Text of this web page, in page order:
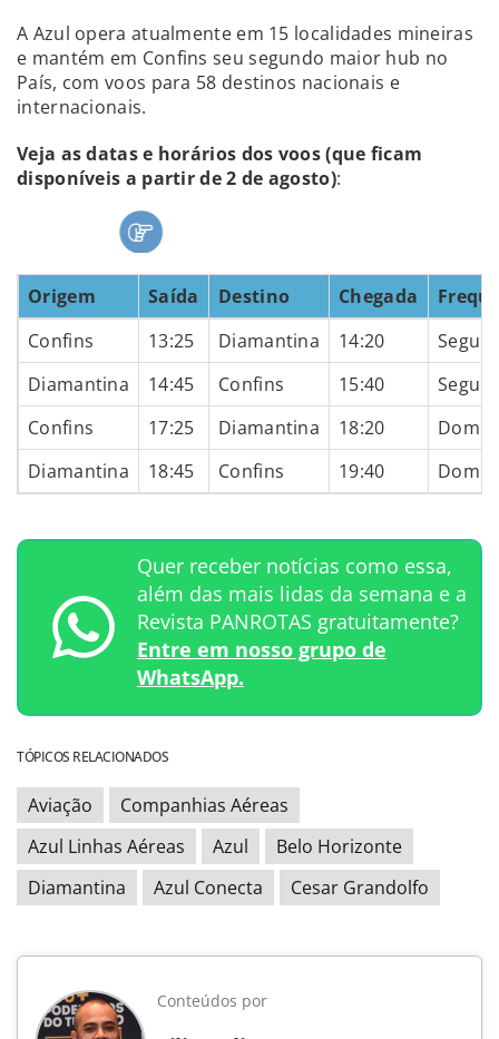
A Azul opera atualmente em 15 localidades mineiras
e mantém em Confins seu segundo maior hub no
País, com voos para 58 destinos nacionais e
internacionais.
Veja as datas e horários dos voos (que ficam
disponíveis a partir de 2 de agosto):
Origem Saída Destino Chegada
Confins
13:25 Diamantina 14:20
Diamantina
14:45 Confins 15:40
Confins
17:25 Diamantina 18:20
Diamantina
18:45 Confins 19:40
Quer receber notícias como essa,
além das mais lidas da semana e a
Revista PANROTAS gratuitamente?
Entre em nosso grupo de
WhatsApp.
TÓPICOS RELACIONADOS
Aviação
Companhias Aéreas
Azul Linhas Aéreas
Azul
Belo Horizonte
Diamantina
Azul Conecta Cesar Grandolfo
Conteúdos por